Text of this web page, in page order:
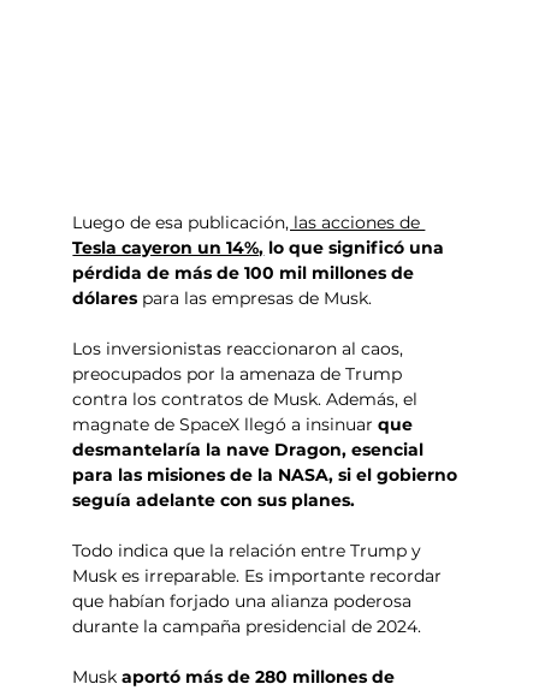
Luego de esa publicación, las acciones de
Tesla cayeron un 14%, lo que significó una
pérdida de más de 100 mil millones de
dólares para las empresas de Musk.
Los inversionistas reaccionaron al caos,
preocupados por la amenaza de Trump
contra los contratos de Musk. Además, el
magnate de SpaceX llegó a insinuar que
desmantelaría la nave Dragon, esencial
para las misiones de la NASA, si el gobierno
seguía adelante con sus planes.
Todo indica que la relación entre Trump y
Musk es irreparable. Es importante recordar
que habían forjado una alianza poderosa
durante la campaña presidencial de 2024.
Musk aportó más de 280 millones de